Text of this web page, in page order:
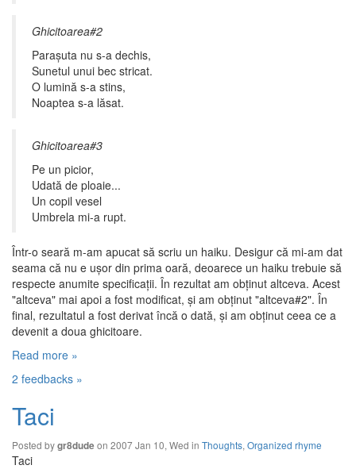
Ghicitoarea#2
Paraşuta nu s-a dechis,
Sunetul unui bec stricat.
O lumină s-a stins,
Noaptea s-a lăsat.
Ghicitoarea#3
Pe un picior,
Udată de ploaie...
Un copil vesel
Umbrela mi-a rupt.
Într-o seară m-am apucat să scriu un haiku. Desigur că mi-am dat
seama că nu e uşor din prima oară, deoarece un haiku trebuie să
respecte anumite specificaţii. În rezultat am obţinut altceva. Acest
"altceva" mai apoi a fost modificat, şi am obţinut "altceva#2". În
final, rezultatul a fost derivat încă o dată, şi am obţinut ceea ce a
devenit a doua ghicitoare.
Read more »
2 feedbacks »
Taci
Posted bygr8dudeon 2007 Jan 10, Wed in Thoughts, Organized rhyme
Taci